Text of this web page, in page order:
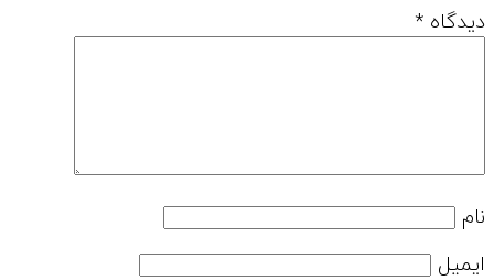
دیدگاه *
نام
ایمیل